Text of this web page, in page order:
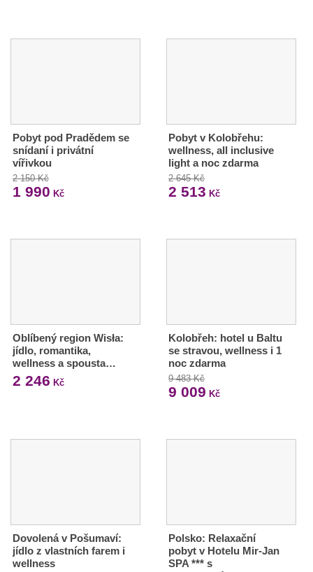
Pobyt pod Pradědem se
snídaní i privátní
vířivkou
2 150 Kč
1 990 Kč
Pobyt v Kolobřehu:
wellness, all inclusive
light a noc zdarma
2 645 Kč
2 513 Kč
Oblíbený region Wisła:
jídlo, romantika,
wellness a spousta…
2 246 Kč
Kolobřeh: hotel u Baltu
se stravou, wellness i 1
noc zdarma
9 483 Kč
9 009 Kč
Dovolená v Pošumaví:
jídlo z vlastních farem i
wellness
Polsko: Relaxační
pobyt v Hotelu Mir-Jan
SPA *** s